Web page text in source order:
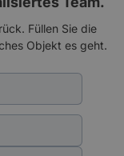
Füllen Sie die
Objekt es geht.